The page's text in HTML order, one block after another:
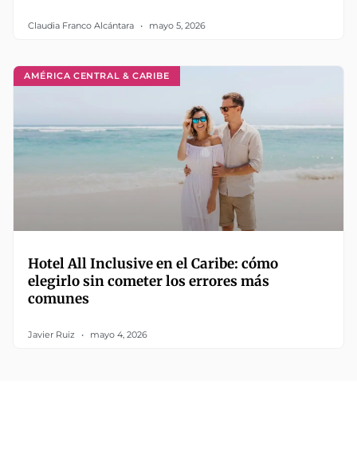
Claudia Franco Alcántara mayo 5, 2026
AMÉRICA CENTRAL & CARIBE
Hotel All Inclusive en el Caribe: cómo
elegirlo sin cometer los errores más
comunes
Javier Ruiz mayo 4, 2026